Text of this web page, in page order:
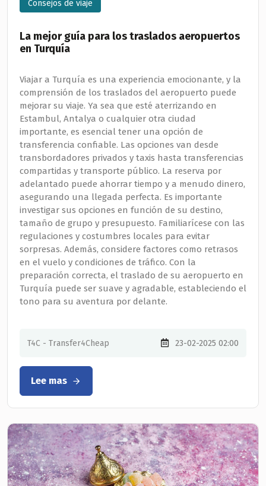
Consejos de viaje
La mejor guía para los traslados aeropuertos
en Turquía
Viajar a Turquía es una experiencia emocionante, y la
comprensión de los traslados del aeropuerto puede
mejorar su viaje. Ya sea que esté aterrizando en
Estambul, Antalya o cualquier otra ciudad
importante, es esencial tener una opción de
transferencia confiable. Las opciones van desde
transbordadores privados y taxis hasta transferencias
compartidas y transporte público. La reserva por
adelantado puede ahorrar tiempo y a menudo dinero,
asegurando una llegada perfecta. Es importante
investigar sus opciones en función de su destino,
tamaño de grupo y presupuesto. Familiarícese con las
regulaciones y costumbres locales para evitar
sorpresas. Además, considere factores como retrasos
en el vuelo y condiciones de tráfico. Con la
preparación correcta, el traslado de su aeropuerto en
Turquía puede ser suave y agradable, estableciendo el
tono para su aventura por delante.
T4C - Transfer4Cheap 23-02-2025 02:00
Lee mas